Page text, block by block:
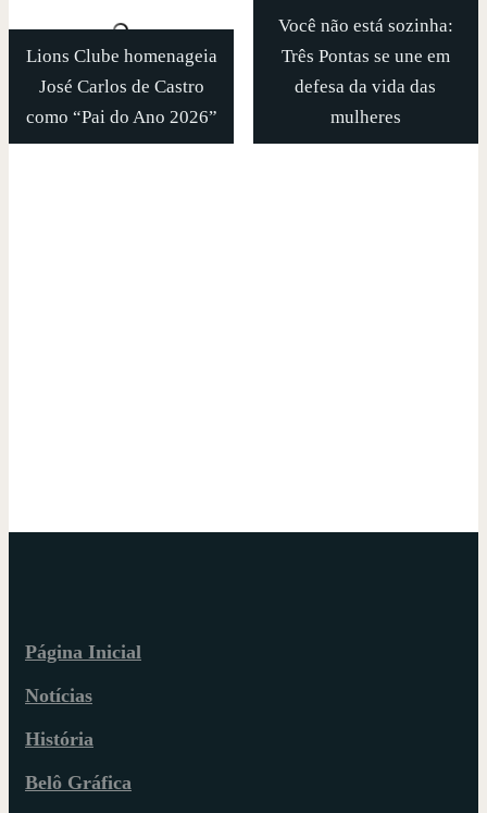
Lions Clube homenageia
José Carlos de Castro
como “Pai do Ano 2026”
Você não está sozinha:
Três Pontas se une em
defesa da vida das
mulheres
Página Inicial
Notícias
História
Belô Gráfica